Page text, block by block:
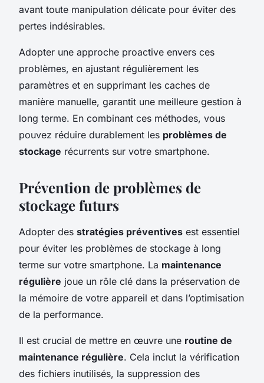
avant toute manipulation délicate pour éviter des
pertes indésirables.
Adopter une approche proactive envers ces
problèmes, en ajustant régulièrement les
paramètres et en supprimant les caches de
manière manuelle, garantit une meilleure gestion à
long terme. En combinant ces méthodes, vous
pouvez réduire durablement les problèmes de
stockage récurrents sur votre smartphone.
Prévention de problèmes de
stockage futurs
Adopter des stratégies préventives est essentiel
pour éviter les problèmes de stockage à long
terme sur votre smartphone. La maintenance
régulière joue un rôle clé dans la préservation de
la mémoire de votre appareil et dans l’optimisation
de la performance.
Il est crucial de mettre en œuvre une routine de
maintenance régulière. Cela inclut la vérification
des fichiers inutilisés, la suppression des